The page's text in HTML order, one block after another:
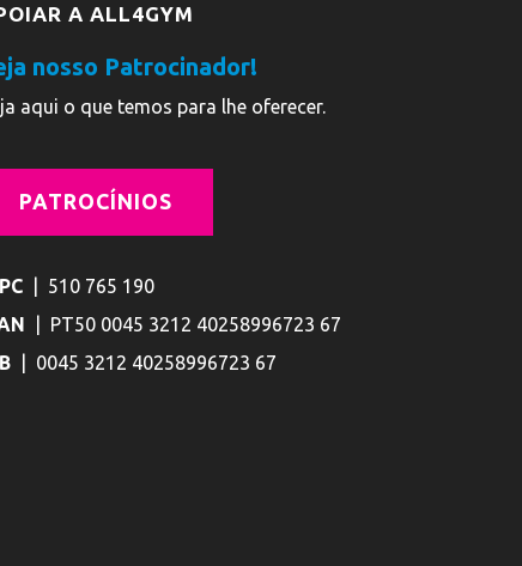
A ALL4GYM
nosso Patrocinador!
aqui o que temos para lhe oferecer.
PATROCÍNIOS
| 510 765 190
| PT50 0045 3212 40258996723 67
| 0045 3212 40258996723 67